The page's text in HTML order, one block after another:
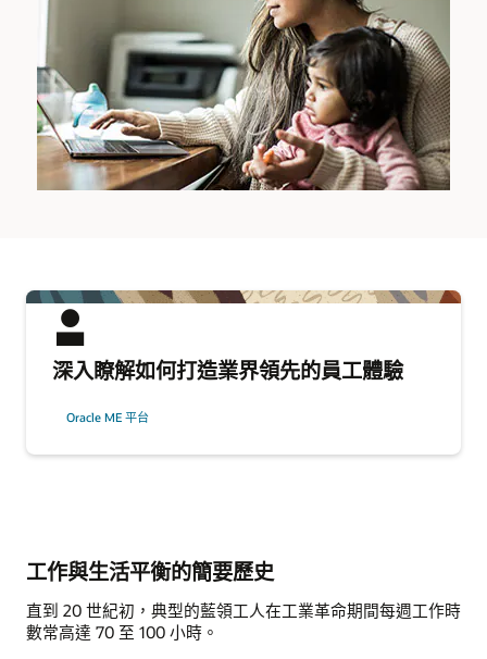
深入瞭解如何打造業界領先的員工體驗
Oracle ME 平台
工作與生活平衡的簡要歷史
直到 20 世紀初，典型的藍領工人在工業革命期間每週工作時
數常高達 70 至 100 小時。